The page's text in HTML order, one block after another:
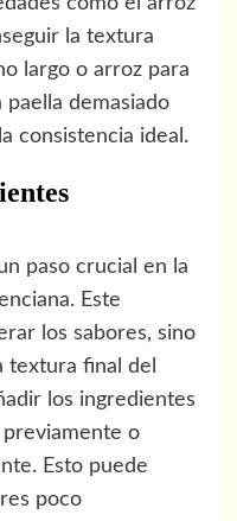
la textura
largo o arroz para
demasiado
consistencia ideal.
paso crucial en la
Este
los sabores, sino
textura final del
los ingredientes
o
Esto puede
poco